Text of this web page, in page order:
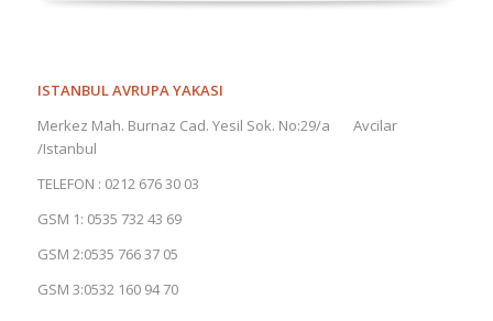
ISTANBUL AVRUPA YAKASI
Merkez Mah. Burnaz Cad. Yesil Sok. No:29/a Avcilar
/Istanbul
TELEFON : 0212 676 30 03
GSM 1: 0535 732 43 69
GSM 2:0535 766 37 05
GSM 3:0532 160 94 70